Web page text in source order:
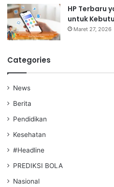
HP Terbaru
untuk
Maret 27, 2026
Categories
News
Berita
Pendidikan
Kesehatan
#Headline
PREDIKSI BOLA
Nasional